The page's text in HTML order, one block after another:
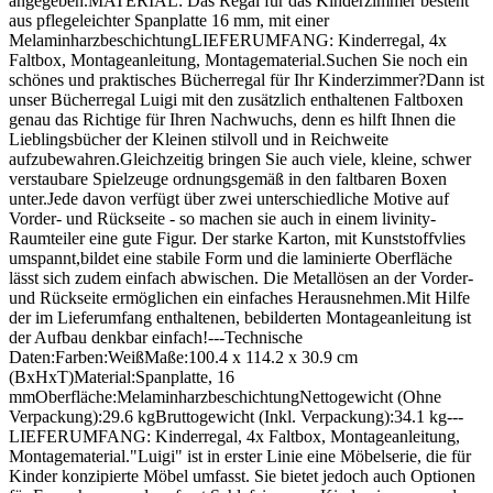
aus pflegeleichter Spanplatte 16 mm, mit einer
MelaminharzbeschichtungLIEFERUMFANG: Kinderregal, 4x
Faltbox, Montageanleitung, Montagematerial.Suchen Sie noch ein
schönes und praktisches Bücherregal für Ihr Kinderzimmer?Dann ist
unser Bücherregal Luigi mit den zusätzlich enthaltenen Faltboxen
genau das Richtige für Ihren Nachwuchs, denn es hilft Ihnen die
Lieblingsbücher der Kleinen stilvoll und in Reichweite
aufzubewahren.Gleichzeitig bringen Sie auch viele, kleine, schwer
verstaubare Spielzeuge ordnungsgemäß in den faltbaren Boxen
unter.Jede davon verfügt über zwei unterschiedliche Motive auf
Vorder- und Rückseite - so machen sie auch in einem livinity-
Raumteiler eine gute Figur. Der starke Karton, mit Kunststoffvlies
umspannt,bildet eine stabile Form und die laminierte Oberfläche
lässt sich zudem einfach abwischen. Die Metallösen an der Vorder-
und Rückseite ermöglichen ein einfaches Herausnehmen.Mit Hilfe
der im Lieferumfang enthaltenen, bebilderten Montageanleitung ist
der Aufbau denkbar einfach!---Technische
Daten:Farben:WeißMaße:100.4 x 114.2 x 30.9 cm
(BxHxT)Material:Spanplatte, 16
mmOberfläche:MelaminharzbeschichtungNettogewicht (Ohne
Verpackung):29.6 kgBruttogewicht (Inkl. Verpackung):34.1 kg---
LIEFERUMFANG: Kinderregal, 4x Faltbox, Montageanleitung,
Montagematerial."Luigi" ist in erster Linie eine Möbelserie, die für
Kinder konzipierte Möbel umfasst. Sie bietet jedoch auch Optionen